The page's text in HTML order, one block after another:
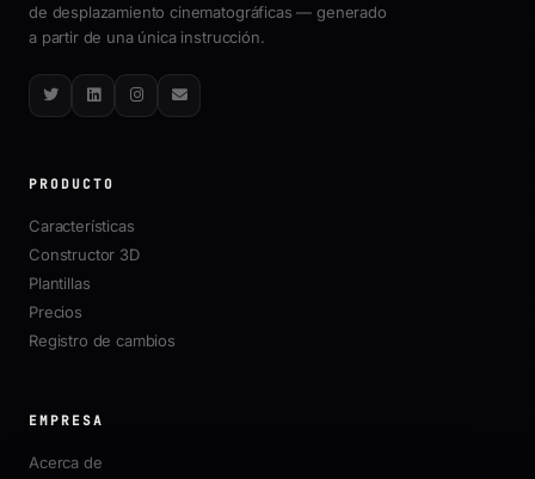
de desplazamiento cinematográficas — generado
a partir de una única instrucción.
TwitterLinkedInInstagram
Email
PRODUCTO
Características
Constructor 3D
Plantillas
Precios
Registro de cambios
EMPRESA
Acerca de